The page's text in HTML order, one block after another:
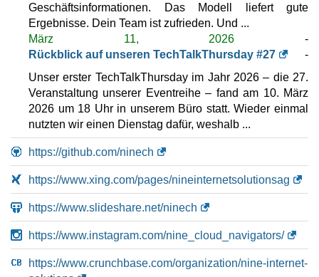
Root CloudVM nine-highcpu-8
Eigenschaften*
/Mo.ohne 8.1% MwSt
10 GB
Mai 2026
16 GB / 0
Root CloudVM nine-highmem-4
Eigenschaften*
CHF205,20/Mo.ohne 8.1% MwSt
10 GB
ungemessen
Mai 2026
🔧 Cloud - 💻 Linux
Eigenschaften*
Geschäftsinformationen. Das Modell liefert gute
Ergebnisse. Dein Team ist zufrieden. Und ...
März 11, 2026 -
Rückblick auf unseren TechTalkThursday #27
-
Unser erster TechTalkThursday im Jahr 2026 – die 27.
Veranstaltung unserer Eventreihe – fand am 10. März
2026 um 18 Uhr in unserem Büro statt. Wieder einmal
nutzten wir einen Dienstag dafür, weshalb ...
https://github.com/ninech
https://www.xing.com/pages/nineinternetsolutionsag
https://www.slideshare.net/ninech
https://www.instagram.com/nine_cloud_navigators/
https://www.crunchbase.com/organization/nine-internet-